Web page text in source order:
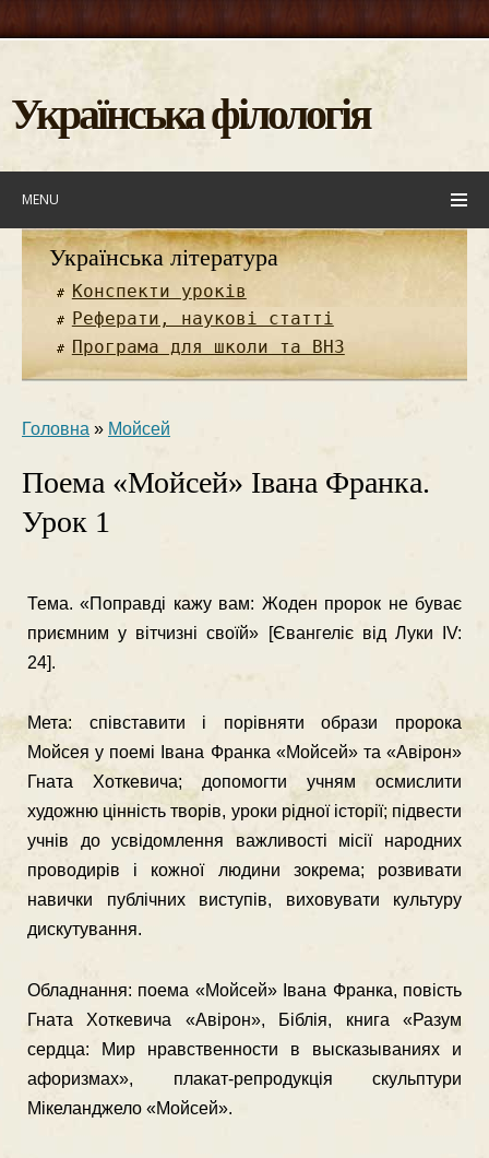
Українська філологія
MENU
Українська література
Конспекти уроків
Реферати, наукові статті
Програма для школи та ВНЗ
Головна » Мойсей
Поема «Мойсей» Івана Франка.
Урок 1
Тема. «Поправді кажу вам: Жоден пророк не буває
при­ємним у вітчизні своїй» [Євангеліє від Луки IV:
24].
Мета: співставити і порівняти образи пророка
Мойсея у поемі Івана Франка «Мойсей» та «Авірон»
Гната Хоткевича; допомогти учням осмислити
художню цінність творів, уроки рідної історії; підвести
учнів до усвідомлення важли­вості місії народних
проводирів і кожної людини зокрема; розвивати
навички публічних виступів, виховувати культуру
дискутування.
Обладнання: поема «Мойсей» Івана Франка, повість
Гната Хоткевича «Авірон», Біблія, книга «Разум
серд­ца: Мир нравственности в высказываниях и
афоризмах», плакат-репродукція скульптури
Мікеланджело «Мойсей».